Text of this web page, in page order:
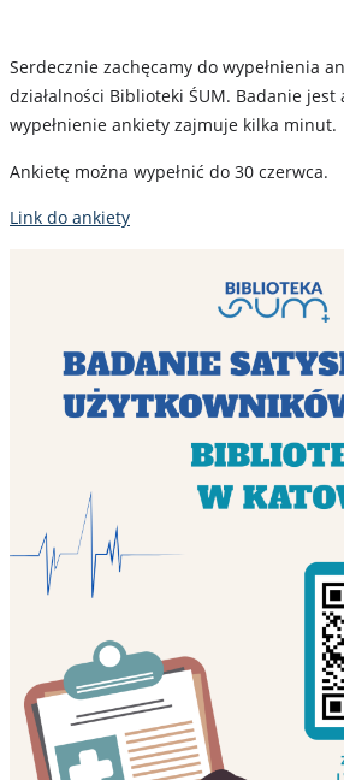
Serdecznie zachęcamy do wypełnienia
działalności Biblioteki ŚUM. Badanie jest
wypełnienie ankiety zajmuje kilka minut.
Ankietę można wypełnić do 30 czerwca.
Link do ankiety